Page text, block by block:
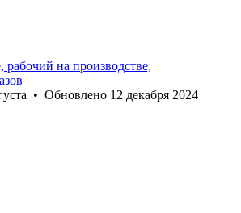
рабочий на производстве,
• Обновлено 12 декабря 2024